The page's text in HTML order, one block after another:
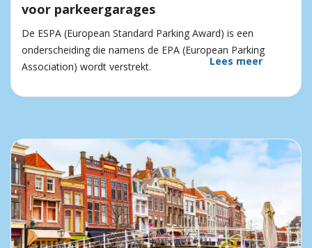
voor parkeergarages
De ESPA (European Standard Parking Award) is een
onderscheiding die namens de EPA (European Parking
Association) wordt verstrekt.
Lees meer